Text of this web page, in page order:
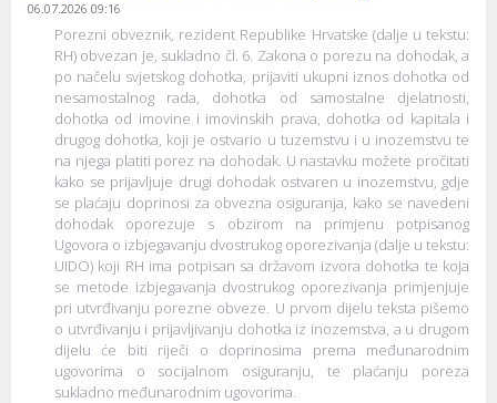
06.07.2026 09:16
Porezni obveznik, rezident Republike Hrvatske (dalje u tekstu:
RH) obvezan je, sukladno čl. 6. Zakona o porezu na dohodak, a
po načelu svjetskog dohotka, prijaviti ukupni iznos dohotka od
nesamostalnog rada, dohotka od samostalne djelatnosti,
dohotka od imovine i imovinskih prava, dohotka od kapitala i
drugog dohotka, koji je ostvario u tuzemstvu i u inozemstvu te
na njega platiti porez na dohodak. U nastavku možete pročitati
kako se prijavljuje drugi dohodak ostvaren u inozemstvu, gdje
se plaćaju doprinosi za obvezna osiguranja, kako se navedeni
dohodak oporezuje s obzirom na primjenu potpisanog
Ugovora o izbjegavanju dvostrukog oporezivanja (dalje u tekstu:
UIDO) koji RH ima potpisan sa državom izvora dohotka te koja
se metode izbjegavanja dvostrukog oporezivanja primjenjuje
pri utvrđivanju porezne obveze. U prvom dijelu teksta pišemo
o utvrđivanju i prijavljivanju dohotka iz inozemstva, a u drugom
dijelu će biti riječi o doprinosima prema međunarodnim
ugovorima o socijalnom osiguranju, te plaćanju poreza
sukladno međunarodnim ugovorima.